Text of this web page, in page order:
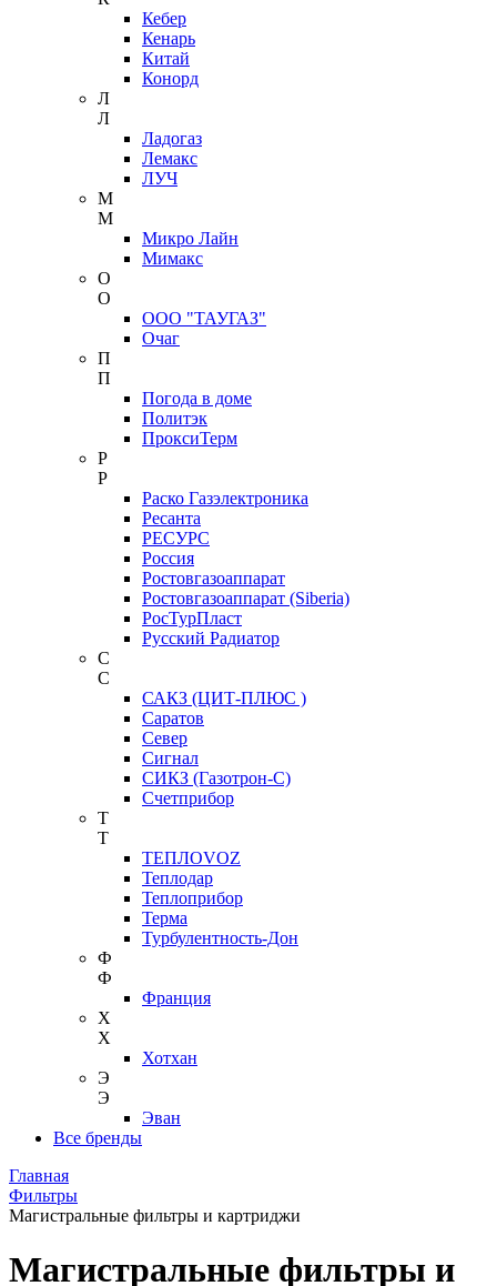
Кебер
Кенарь
Китай
Конорд
Л
Л
Ладогаз
Лемакс
ЛУЧ
М
М
Микро Лайн
Мимакс
О
О
ООО "ТАУГАЗ"
Очаг
П
П
Погода в доме
Политэк
ПроксиТерм
Р
Р
Раско Газэлектроника
Ресанта
РЕСУРС
Россия
Ростовгазоаппарат
Ростовгазоаппарат (Siberia)
РосТурПласт
Русский Радиатор
С
С
САКЗ (ЦИТ-ПЛЮС )
Саратов
Север
Сигнал
СИКЗ (Газотрон-С)
Счетприбор
Т
Т
ТЕПЛОVOZ
Теплодар
Теплоприбор
Терма
Турбулентность-Дон
Ф
Ф
Франция
Х
Х
Хотхан
Э
Э
Эван
Все бренды
Главная
Фильтры
Магистральные фильтры и картриджи
Магистральные фильтры и